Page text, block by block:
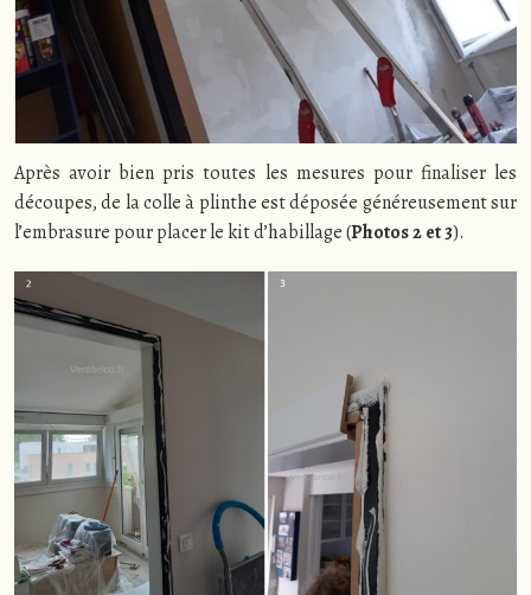
Après avoir bien pris toutes les mesures pour finaliser les
découpes, de la colle à plinthe est déposée généreusement sur
l’embrasure pour placer le kit d’habillage (Photos 2 et 3).